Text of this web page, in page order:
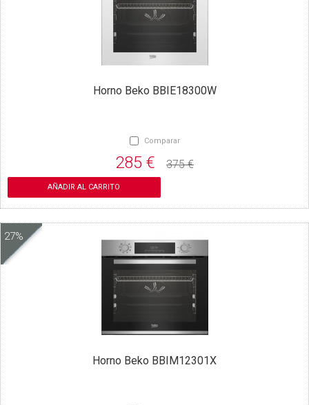
Horno Beko BBIE18300W
Comparar
285 € 375 €
AÑADIR AL CARRITO
27%
Horno Beko BBIM12301X